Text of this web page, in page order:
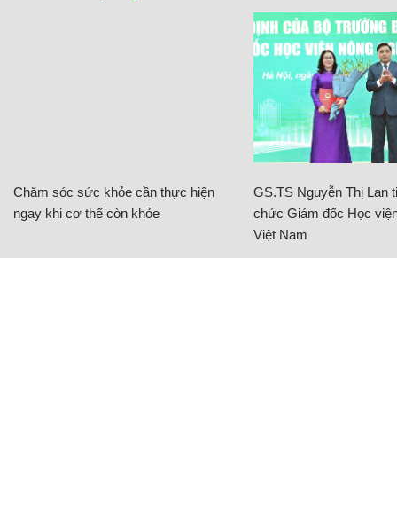
Chăm sóc sức khỏe cần thực hiện
ngay khi cơ thể còn khỏe
GS.TS Nguyễn Thị Lan
chức Giám đốc Học
Việt Nam